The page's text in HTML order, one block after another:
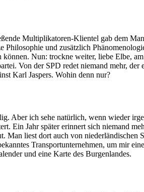
Multiplikatoren-Klientel gab dem
und zusätzlich
Nun: trockne weiter, liebe Elbe,
Von der SPD redet niemand mehr,
Karl Jaspers. Wohin denn nur?
Aber ich sehe natürlich, wenn wieder
Ein Jahr später erinnert sich niemand
liest dort auch von niederländischen
Transportunternehmen, um mir
und eine Karte des Burgenlandes.